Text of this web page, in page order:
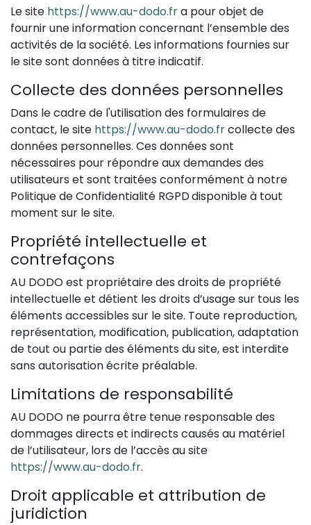
Le site https://www.au-dodo.fra pour objet de
fournir une information concernant l’ensemble des
activités de la société. Les informations fournies sur
le site sont données à titre indicatif.
Collecte des données personnelles
Dans le cadre de l'utilisation des formulaires de
contact, le site https://www.au-dodo.frcollecte des
données personnelles. Ces données sont
nécessaires pour répondre aux demandes des
utilisateurs et sont traitées conformément à notre
Politique de Confidentialité RGPDdisponible à tout
moment sur le site.
Propriété intellectuelle et
contrefaçons
AU DODO est propriétaire des droits de propriété
intellectuelle et détient les droits d’usage sur tous les
éléments accessibles sur le site. Toute reproduction,
représentation, modification, publication, adaptation
de tout ou partie des éléments du site, est interdite
sans autorisation écrite préalable.
Limitations de responsabilité
AU DODO ne pourra être tenue responsable des
dommages directs et indirects causés au matériel
de l’utilisateur, lors de l’accès au site
https://www.au-dodo.fr.
Droit applicable et attribution de
juridiction